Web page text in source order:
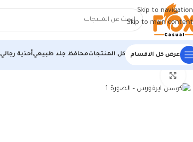
Skip to navigation
Skip to main content
عرض كل الاقسام كل المنتجاتمحافظ جلد طبيعيأحذية رجالي
الرئيسية/أحذية رجالي